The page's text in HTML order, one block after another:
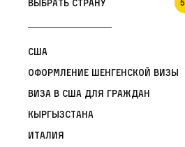
Выбрать страну
США
Оформление шенгенской визы
Виза в США для граждан
Кыргызстана
Италия